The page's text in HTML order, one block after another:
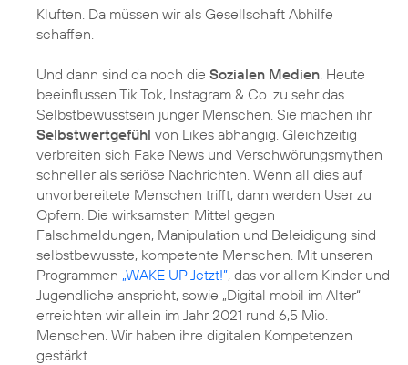
Kluften. Da müssen wir als Gesellschaft Abhilfe
schaffen.
Und dann sind da noch die Sozialen Medien . Heute
beeinflussen Tik Tok, Instagram & Co. zu sehr das
Selbstbewusstsein junger Menschen. Sie machen ihr
Selbstwertgefühl von Likes abhängig. Gleichzeitig
verbreiten sich Fake News und Verschwörungsmythen
schneller als seriöse Nachrichten. Wenn all dies auf
unvorbereitete Menschen trifft, dann werden User zu
Opfern. Die wirksamsten Mittel gegen
Falschmeldungen, Manipulation und Beleidigung sind
selbstbewusste, kompetente Menschen. Mit unseren
Programmen „WAKE UP Jetzt!”, das vor allem Kinder und
Jugendliche anspricht, sowie „Digital mobil im Alter“
erreichten wir allein im Jahr 2021 rund 6,5 Mio.
Menschen. Wir haben ihre digitalen Kompetenzen
gestärkt.